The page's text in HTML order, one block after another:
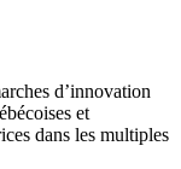
d’innovation
et
dans les multiples